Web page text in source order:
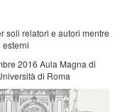
soli relatori e autori mentre
2016 Aula Magna di
di Roma